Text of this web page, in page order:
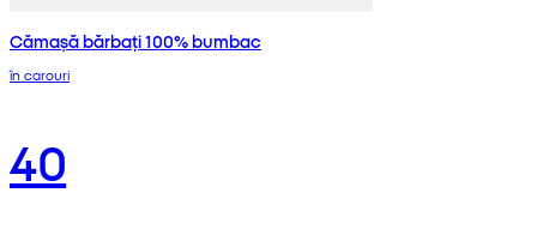
Cămașă bărbați 100% bumbac
în carouri
40